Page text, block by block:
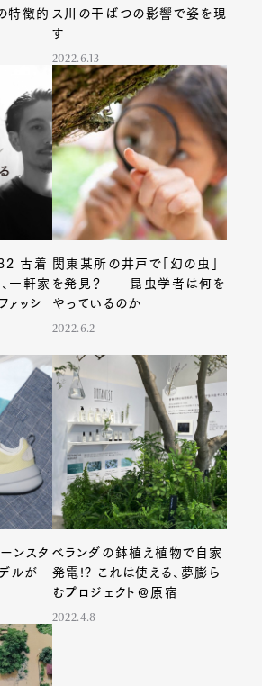
Watch Fashion
CultureLifestyle
Magazine
About
Contact
Pen Meet
特徴的 ス川の干ばつの影響で姿を現
す
2022.6.13
古着
一軒家
ァッシ
関東某所の井戸で「幻の虫」
を発見？──昆虫学者は何を
やっているのか
2022.6.2
ンスタ
ルが
ベランダの鉢植え植物で自家
発電!? これは使える、夢膨ら
むプロジェクト＠原宿
2022.4.8